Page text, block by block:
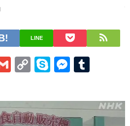
LINE
GmailCopySkype